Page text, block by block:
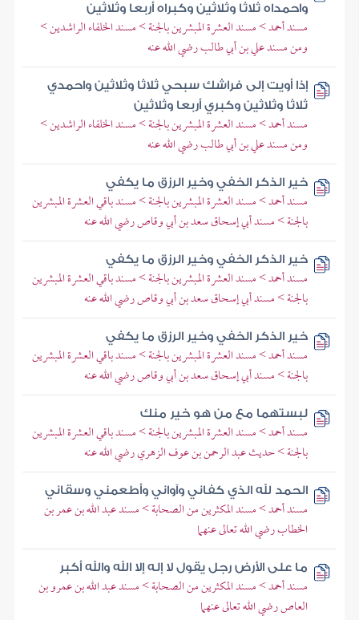
واحمداه ثلاثا وثلاثين وكبراه أربعا وثلاثين
مسند أحمد > مسند العشرة المبشرين بالجنة > مسند الخلفاء الراشدين >
ومن مسند علي بن أبي طالب رضي الله عنه
إذا أويت إلى فراشك سبحي ثلاثا وثلاثين واحمدي
ثلاثا وثلاثين وكبري أربعا وثلاثين
مسند أحمد > مسند العشرة المبشرين بالجنة > مسند الخلفاء الراشدين >
ومن مسند علي بن أبي طالب رضي الله عنه
خير الذكر الخفي وخير الرزق ما يكفي
مسند أحمد > مسند العشرة المبشرين بالجنة > مسند باقي العشرة المبشرين
بالجنة > مسند أبي إسحاق سعد بن أبي وقاص رضي الله عنه
خير الذكر الخفي وخير الرزق ما يكفي
مسند أحمد > مسند العشرة المبشرين بالجنة > مسند باقي العشرة المبشرين
بالجنة > مسند أبي إسحاق سعد بن أبي وقاص رضي الله عنه
خير الذكر الخفي وخير الرزق ما يكفي
مسند أحمد > مسند العشرة المبشرين بالجنة > مسند باقي العشرة المبشرين
بالجنة > مسند أبي إسحاق سعد بن أبي وقاص رضي الله عنه
لبستهما مع من هو خير منك
مسند أحمد > مسند العشرة المبشرين بالجنة > مسند باقي العشرة المبشرين
بالجنة > حديث عبد الرحمن بن عوف الزهري رضي الله عنه
الحمد لله الذي كفاني وآواني وأطعمني وسقاني
مسند أحمد > مسند المكثرين من الصحابة > مسند عبد الله بن عمر بن
الخطاب رضي الله تعالى عنهما
ما على الأرض رجل يقول لا إله إلا الله والله أكبر
مسند أحمد > مسند المكثرين من الصحابة > مسند عبد الله بن عمرو بن
العاص رضي الله تعالى عنهما